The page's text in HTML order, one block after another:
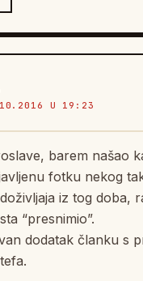
U 19:23
barem našao
fotku nekog
iz tog doba,
“presnimio”.
dodatak članku s